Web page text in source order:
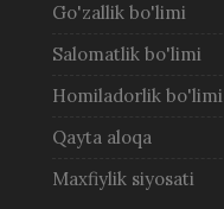
Go'zallik bo'limi
Salomatlik bo'limi
Homiladorlik bo'limi
Qayta aloqa
Maxfiylik siyosati